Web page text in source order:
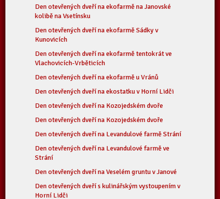
Den otevřených dveří na ekofarmě na Janovské
kolibě na Vsetínsku
Den otevřených dveří na ekofarmě Sádky v
Kunovicích
Den otevřených dveří na ekofarmě tentokrát ve
Vlachovicích-Vrběticích
Den otevřených dveří na ekofarmě u Vránů
Den otevřených dveří na ekostatku v Horní Lidči
Den otevřených dveří na Kozojedském dvoře
Den otevřených dveří na Kozojedském dvoře
Den otevřených dveří na Levandulové farmě Strání
Den otevřených dveří na Levandulové farmě ve
Strání
Den otevřených dveří na Veselém gruntu v Janové
Den otevřených dveří s kulinářským vystoupením v
Horní Lidči